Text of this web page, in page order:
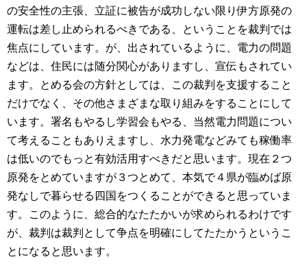
の安全性の主張、立証に被告が成功しない限り伊方原発の
運転は差し止められるべきである、ということを裁判では
焦点にしています。が、出されているように、電力の問題
などは、住民には随分関心がありますし、宣伝もされてい
ます。とめる会の方針としては、この裁判を支援すること
だけでなく、その他さまざまな取り組みをすることにして
います。署名もやるし学習会もやる、当然電力問題につい
て考えることもありえますし、水力発電などみても稼働率
は低いのでもっと有効活用すべきだと思います。現在２つ
原発をとめていますが３つとめて、本気で４県が臨めば原
発なしで暮らせる四国をつくることができると思っていま
す。このように、総合的なたたかいが求められるわけです
が、裁判は裁判として争点を明確にしてたたかうというこ
とになると思います。